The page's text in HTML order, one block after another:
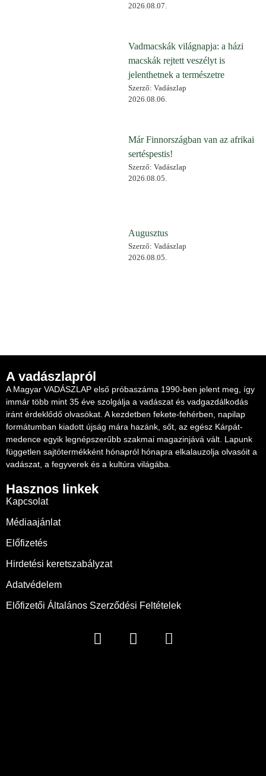
2026.08.07.
Vadmacskák világnapja: a házi
macskák rejtett veszélyt is
jelenthetnek a természetre
Szerző: Vadászlap
2026.08.06.
Már Finnországban van az afrikai
sertéspestis!
Szerző: Vadászlap
2026.08.05.
Augusztus
Szerző: Vadászlap
2026.08.05.
A vadászlapról
A Magyar VADÁSZLAP első próbaszáma 1990-ben jelent meg, így
immár több mint 35 éve szolgálja a vadászat és vadgazdálkodás
iránt érdeklődő olvasókat. A kezdetben fekete-fehérben, napilap
formátumban kiadott újság mára hazánk, sőt, az egész Kárpát-
medence egyik legnépszerűbb szakmai magazinjává vált. Lapunk
független sajtótermékként hónapról hónapra elkalauzolja olvasóit a
vadászat, a fegyverek és a kultúra világába.
Hasznos linkek
Kapcsolat
Médiaajánlat
Előfizetés
Hirdetési keretszabályzat
Adatvédelem
Előfizetői Általános Szerződési Feltételek